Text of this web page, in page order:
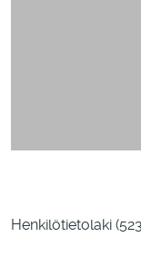
Henkilötietolaki